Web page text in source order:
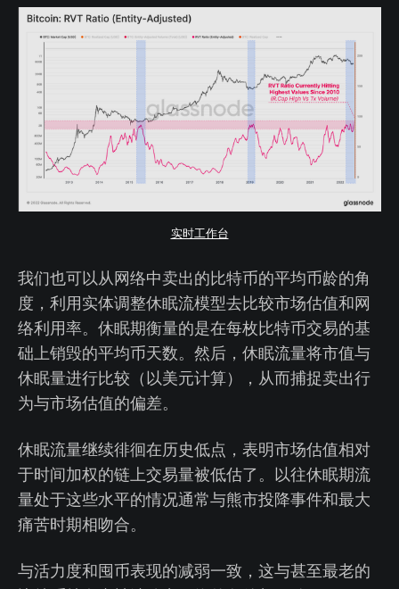
实时工作台
我们也可以从网络中卖出的比特币的平均币龄的角
度，利用实体调整休眠流模型去比较市场估值和网
络利用率。休眠期衡量的是在每枚比特币交易的基
础上销毁的平均币天数。然后，休眠流量将市值与
休眠量进行比较（以美元计算），从而捕捉卖出行
为与市场估值的偏差。
休眠流量继续徘徊在历史低点，表明市场估值相对
于时间加权的链上交易量被低估了。以往休眠期流
量处于这些水平的情况通常与熊市投降事件和最大
痛苦时期相吻合。
与活力度和囤币表现的减弱一致，这与甚至最老的